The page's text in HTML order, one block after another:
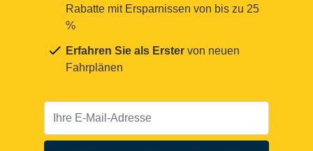
Rabatte mit Ersparnissen von bis zu 25
%
Erfahren Sie als Erster von neuen
Fahrplänen